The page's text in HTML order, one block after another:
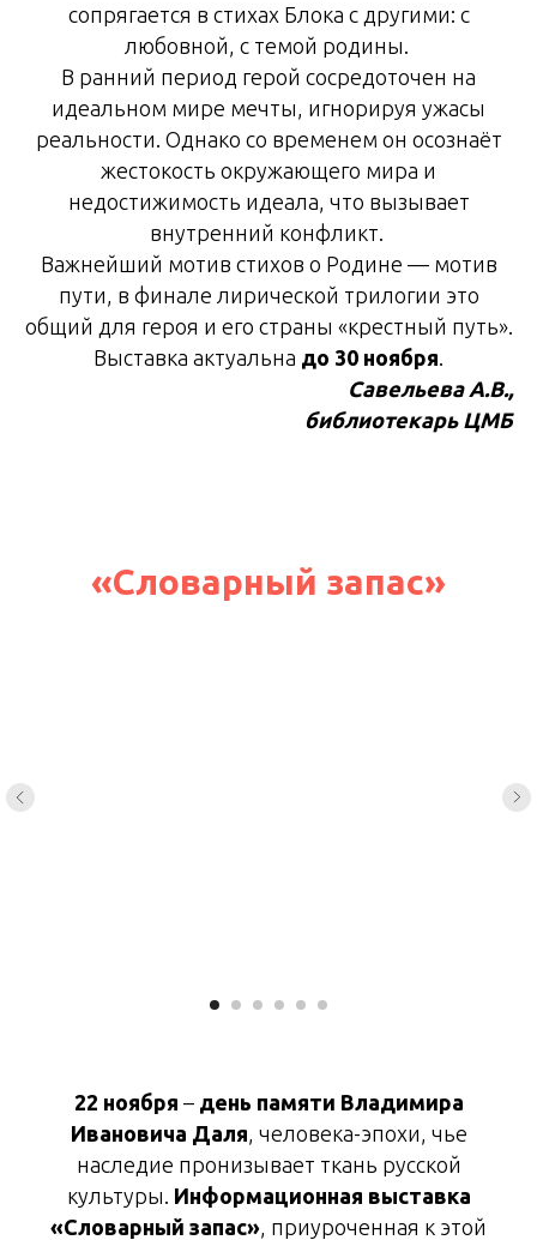
сопрягается в стихах Блока с другими: с
любовной, с темой родины.
В ранний период герой сосредоточен на
идеальном мире мечты, игнорируя ужасы
реальности. Однако со временем он осознаёт
жестокость окружающего мира и
недостижимость идеала, что вызывает
внутренний конфликт.
Важнейший мотив стихов о Родине — мотив
пути, в финале лирической трилогии это
общий для героя и его страны «крестный путь».
Выставка актуальна до 30 ноября.
Савельева А.В.,
библиотекарь ЦМБ
«Cловарный запас»
22 ноября – день памяти Владимира
Ивановича Даля , человека-эпохи, чье
наследие пронизывает ткань русской
культуры. Информационная выставка
«Словарный запас» , приуроченная к этой